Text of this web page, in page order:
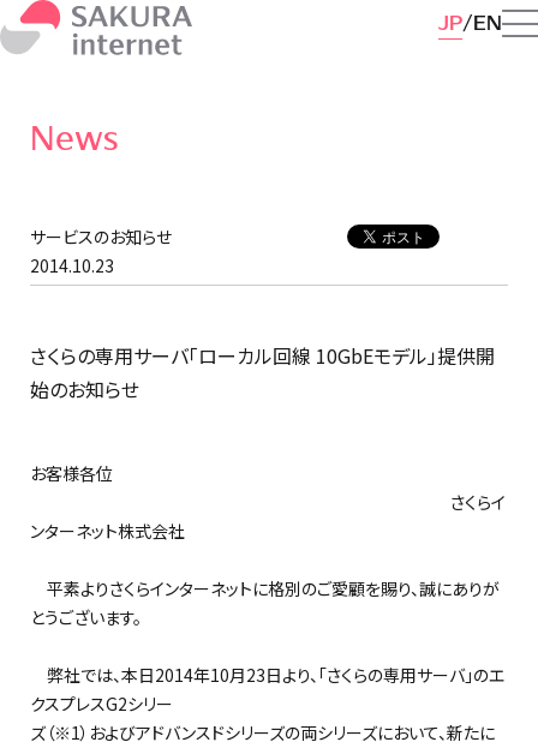
JP EN
News
サービスのお知らせ
2014.10.23
さくらの専用サーバ「ローカル回線 10GbEモデル」提供開
始のお知らせ
お客様各位
さくらイ
ンターネット株式会社
平素よりさくらインターネットに格別のご愛顧を賜り、誠にありが
とうございます。
弊社では、本日2014年10月23日より、「さくらの専用サーバ」のエ
クスプレスG2シリー
ズ（※1）およびアドバンスドシリーズの両シリーズにおいて、新たに